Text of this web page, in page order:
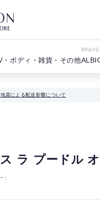
・ボディ・雑貨・その他
BRAND
震による配送影響について
ラ プードル
〉